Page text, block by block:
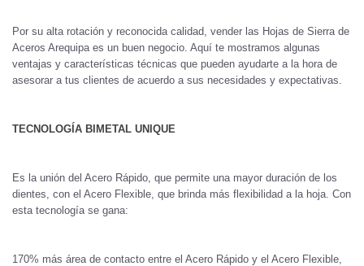
Por su alta rotación y reconocida calidad, vender las Hojas de Sierra de
Aceros Arequipa es un buen negocio. Aquí te mostramos algunas
ventajas y características técnicas que pueden ayudarte a la hora de
asesorar a tus clientes de acuerdo a sus necesidades y expectativas.
TECNOLOGÍA BIMETAL UNIQUE
Es la unión del Acero Rápido, que permite una mayor duración de los
dientes, con el Acero Flexible, que brinda más flexibilidad a la hoja. Con
esta tecnología se gana:
170% más área de contacto entre el Acero Rápido y el Acero Flexible,